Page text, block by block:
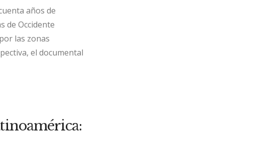
años de
de Occidente
las zonas
el documental